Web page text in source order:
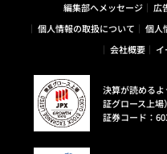
編集部へメッセージ 広
個人情報の取扱について
個人
会社概要
決算が読める
証グロース上場
証券コード：